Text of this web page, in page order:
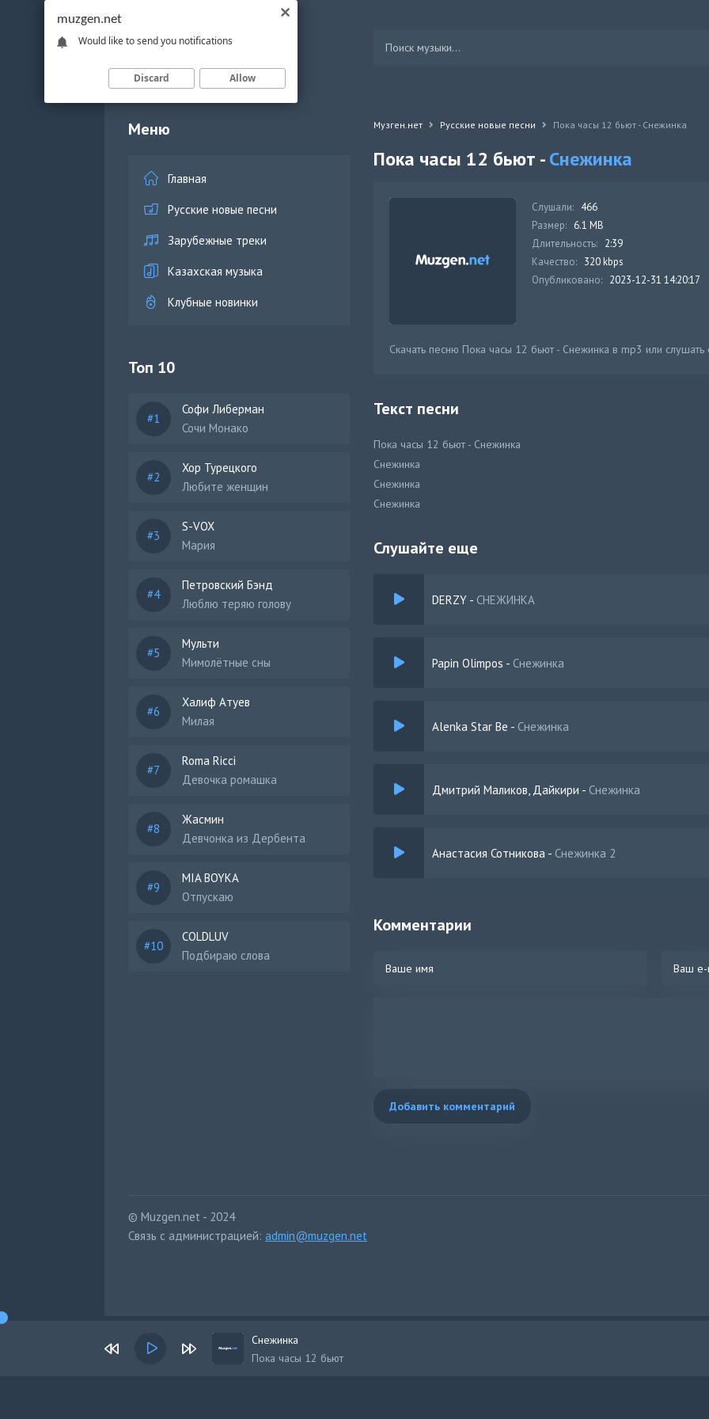
Меню
Главная
Русские новые песни
Зарубежные треки
Казахская музыка
Клубные новинки
Топ 10
Софи Либерман
Сочи Монако
Хор Турецкого
Любите женщин
S-VOX
Мария
Петровский Бэнд
Люблю теряю голову
Мульти
Мимолётные сны
Халиф Атуев
Милая
Roma Ricci
Девочка ромашка
Жасмин
Девчонка из Дербента
MIA BOYKA
Отпускаю
COLDLUV
Подбираю слова
Музген.нет Русские новые песни Пока часы 12 бьют - Снежинка
Пока часы 12 бьют -Снежинка
Слушали: 466
Размер: 6.1 MB
Длительность: 2:39
Качество: 320 kbps
Опубликовано: 2023-12-31 14:20:17
Скачать песню Пока часы 12 бьют - Снежинка в mp3 или слушать
Текст песни
Пока часы 12 бьют - Снежинка
Снежинка
Снежинка
Снежинка
Слушайте еще
DERZY - СНЕЖИНКА
Papin Olimpos - Снежинка
Alenka Star Be - Снежинка
Дмитрий Маликов, Дайкири - Снежинка
Анастасия Сотникова - Снежинка 2
Комментарии
Добавить комментарий
© Muzgen.net - 2024
Связь с администрацией: admin@muzgen.net
muzgen.net
Would like to send you notifications
Discard Allow
Снежинка
Пока часы 12 бьют